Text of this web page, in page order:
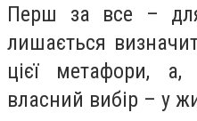
Перш за все –
лишається
цієї метафори, а,
власний вибір – у